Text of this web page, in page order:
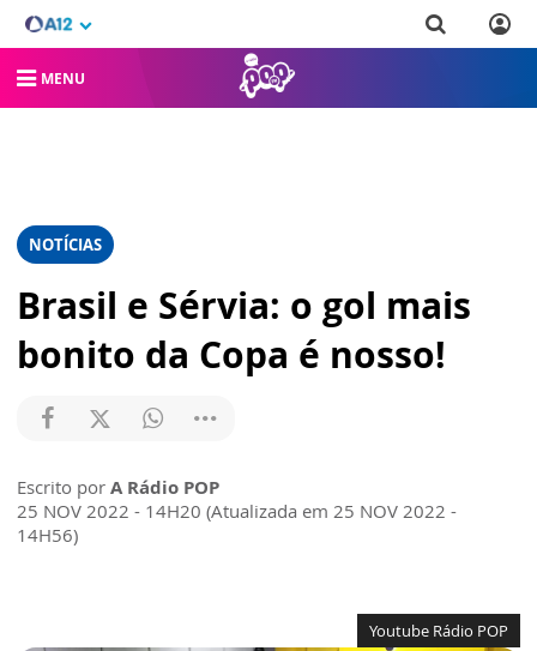
MENU
NOTÍCIAS
Brasil e Sérvia: o gol mais
bonito da Copa é nosso!
Escrito por A Rádio POP
25 NOV 2022 - 14H20 (Atualizada em 25 NOV 2022 -
14H56)
Youtube Rádio POP